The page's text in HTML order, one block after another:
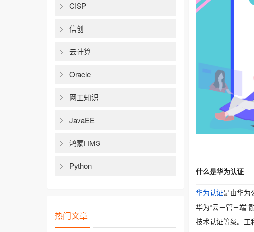
CISP
信创
云计算
Oracle
网工知识
JavaEE
鸿蒙HMS
Python
热门文章
什么是华为认证
华为认证是由华为
华为“云－管－端”
技术认证等级。工